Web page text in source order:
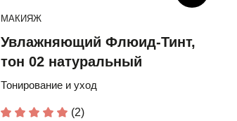
МАКИЯЖ
Увлажняющий Флюид-Тинт,
тон 02 натуральный
Тонирование и уход
(2)